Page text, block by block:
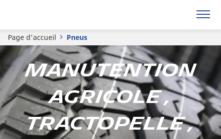
Page d'accueil Pneus
Manutention
Agricole ,
Tractopelle ,